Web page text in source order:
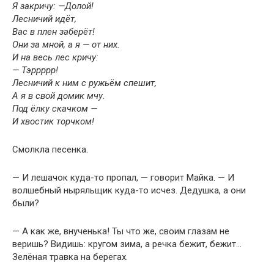
Я закричу: —Долой!
Лесничий идёт,
Вас в плен заберёт!
Они за мной, а я — от них.
И на весь лес кричу:
— Тэррррр!
Лесничий к ним с ружьём спешит,
А я в свой домик мчу.
Под ёлку скачком —
И хвостик торчком!
Смолкла песенка.
— И лешачок куда-то пропал, — говорит Майка. — И
волшебный ныряльщик куда-то исчез. Дедушка, а они
были?
— А как же, внученька! Ты что же, своим глазам не
веришь? Видишь: кругом зима, а речка бежит, бежит…
Зелёная травка на берегах.